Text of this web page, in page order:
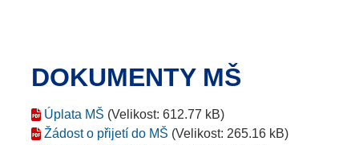
DOKUMENTY MŠ
Úplata MŠ (Velikost: 612.77 kB)
Žádost o přijetí do MŠ (Velikost: 265.16 kB)